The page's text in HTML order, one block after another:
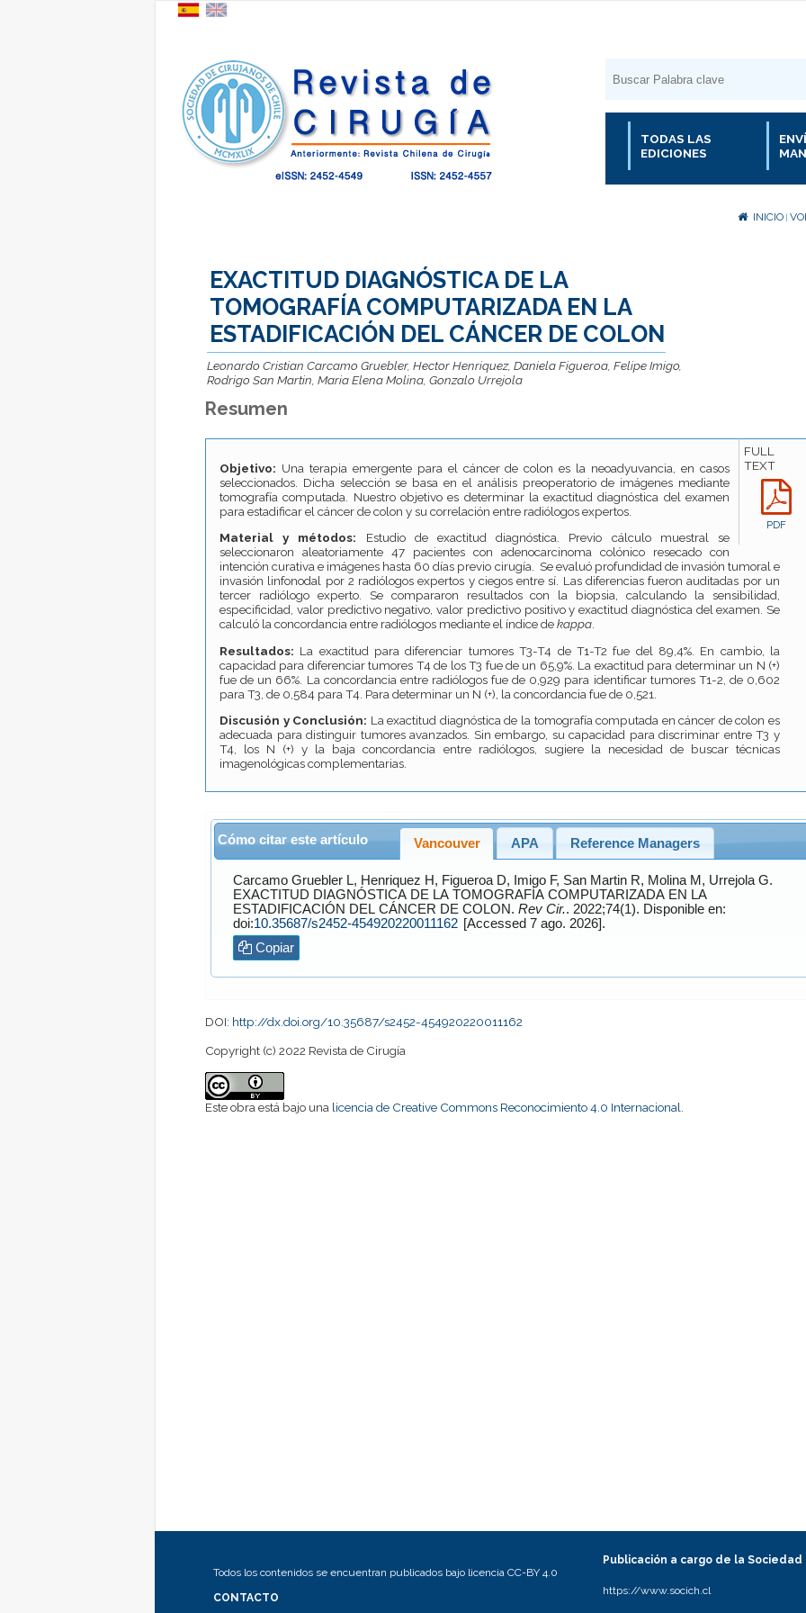
TODAS LAS
EDICIONES
INICIO
EXACTITUD DIAGNÓSTICA DE LA
TOMOGRAFÍA COMPUTARIZADA EN LA
ESTADIFICACIÓN DEL CÁNCER DE COLON
Leonardo Cristian Carcamo Gruebler, Hector Henriquez, Daniela Figueroa, Felipe Imigo,
Rodrigo San Martin, Maria Elena Molina, Gonzalo Urrejola
Resumen
FULL
TEXT
PDF
Objetivo: Una terapia emergente para el cáncer de colon es la neoadyuvancia, en casos
seleccionados. Dicha selección se basa en el análisis preoperatorio de imágenes mediante
tomografía computada. Nuestro objetivo es determinar la exactitud diagnóstica del examen
para estadificar el cáncer de colon y su correlación entre radiólogos expertos.
Material y métodos: Estudio de exactitud diagnóstica. Previo cálculo muestral se
seleccionaron aleatoriamente 47 pacientes con adenocarcinoma colónico resecado con
intención curativa e imágenes hasta 60 días previo cirugía. Se evaluó profundidad de invasión tumoral e
invasión linfonodal por 2 radiólogos expertos y ciegos entre sí. Las diferencias fueron auditadas por un
tercer radiólogo experto. Se compararon resultados con la biopsia, calculando la sensibilidad,
especificidad, valor predictivo negativo, valor predictivo positivo y exactitud diagnóstica del examen. Se
calculó la concordancia entre radiólogos mediante el índice dekappa
Resultados: La exactitud para diferenciar tumores T3-T4 de T1-T2 fue del 89,4%. En cambio, la
capacidad para diferenciar tumores T4 de los T3 fue de un 65,9%. La exactitud para determinar un N (+)
fue de un 66%. La concordancia entre radiólogos fue de 0,929 para identificar tumores T1-2, de 0,602
para T3, de 0,584 para T4. Para determinar un N (+), la concordancia fue de 0,521.
Discusión y Conclusión: La exactitud diagnóstica de la tomografía computada en cáncer de colon es
adecuada para distinguir tumores avanzados. Sin embargo, su capacidad para discriminar entre T3 y
T4, los N (+) y la baja concordancia entre radiólogos, sugiere la necesidad de buscar técnicas
imagenológicas complementarias.
Cómo citar este artículo Vancouver APA Reference Managers
Carcamo GrueblerL, Henriquez H, FigueroaD, ImigoF, San MartinR, MolinaM, UrrejolaG.
EXACTITUD DIAGNÓSTICA DE LA TOMOGRAFÍA COMPUTARIZADA EN LA
ESTADIFICACIÓN DEL CÁNCER DE COLON. Rev Cir.. 2022;74(1). Disponible en:
doi:10.35687/s2452-454920220011162
[Accessed 7 ago. 2026].
Copiar
DOI: http://dx.doi.org/10.35687/s2452-454920220011162
Copyright (c) 2022 Revista de Cirugía
Este obra está bajo una licencia de Creative Commons Reconocimiento 4.0 Internacional
Todos los contenidos se encuentran publicados bajo licencia CC-BY 4.0
CONTACTO
Publicación a cargo de la
https://www.socich.cl